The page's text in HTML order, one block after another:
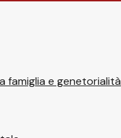
famiglia e genetorialità